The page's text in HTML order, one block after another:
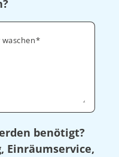
benötigt?
Einräumservice,